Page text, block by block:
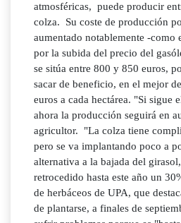
atmosféricas, puede producir
colza. Su coste de producción
aumentado notablemente -como
por la subida del precio del
se sitúa entre 800 y 850 euros,
sacar de beneficio, en el mejor
euros a cada hectárea. "Si sigue
ahora la producción seguirá en
agricultor. "La colza tiene
pero se va implantando poco a
alternativa a la bajada del
retrocedido hasta este año un
de herbáceos de UPA, que
de plantarse, a finales de